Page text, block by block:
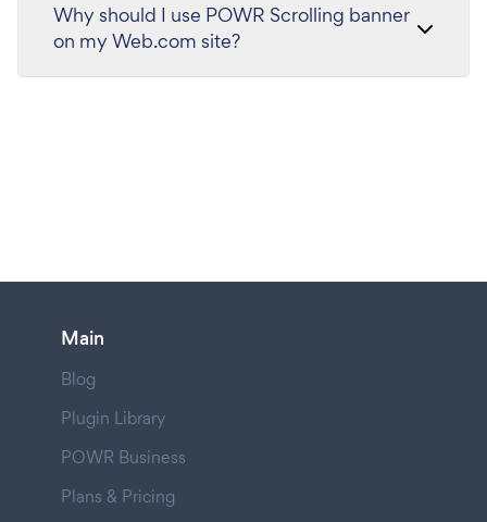
Why should I use POWR Scrolling banner
on my Web.com site?
Main
Blog
Plugin Library
POWR Business
Plans & Pricing